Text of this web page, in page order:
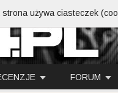
FORUM
strona używa ciasteczek